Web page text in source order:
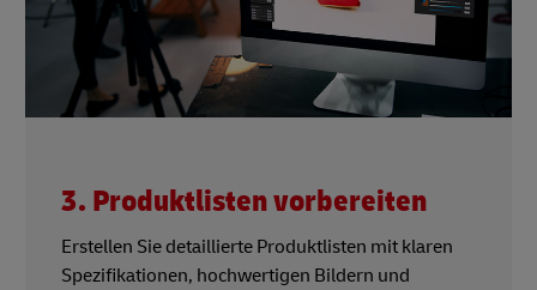
3. Produktlisten vorbereiten
Erstellen Sie detaillierte Produktlisten mit klaren
Spezifikationen, hochwertigen Bildern und